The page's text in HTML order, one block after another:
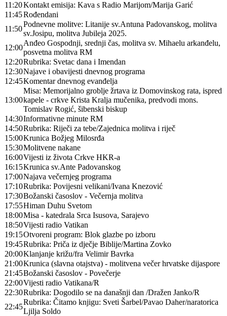
11:20Kontakt emisija: Kava s Radio Marijom/Marija Garić
11:45Rođendani
11:50
Podnevne molitve: Litanije sv.Antuna Padovanskog, molitva
sv.Josipu, molitva Jubileja 2025.
12:00
Anđeo Gospodnji, srednji čas, molitva sv. Mihaelu arkanđelu,
posvetna molitva RM
12:20Rubrika: Svetac dana i Imendan
12:30Najave i obavijesti dnevnog programa
12:45Komentar dnevnog evanđelja
13:00
Misa: Memorijalno groblje žrtava iz Domovinskog rata, ispred
kapele - crkve Krista Kralja mučenika, predvodi mons.
Tomislav Rogić, šibenski biskup
14:30Informativne minute RM
14:50Rubrika: Riječi za tebe/Zajednica molitva i riječ
15:00Krunica Božjeg Milosrđa
15:30Molitvene nakane
16:00Vijesti iz života Crkve HKR-a
16:15Krunica sv.Ante Padovanskog
17:00Najava večernjeg programa
17:10Rubrika: Povijesni velikani/Ivana Knezović
17:30Božanski časoslov - Večernja molitva
17:55Himan Duhu Svetom
18:00Misa - katedrala Srca Isusova, Sarajevo
18:50Vijesti radio Vatikan
19:15Otvoreni program: Blok glazbe po izboru
19:45Rubrika: Priča iz dječje Biblije/Martina Zovko
20:00Klanjanje križu/fra Velimir Bavrka
21:00Krunica (slavna otajstva) - molitvena večer hrvatske dijaspore
21:45Božanski časoslov - Povečerje
22:00Vijesti radio Vatikana/R
22:30Rubrika: Dogodilo se na današnji dan /Dražen Janko/R
22:45
Rubrika: Čitamo knjigu: Sveti Šarbel/Pavao Daher/naratorica
Ljilja Soldo